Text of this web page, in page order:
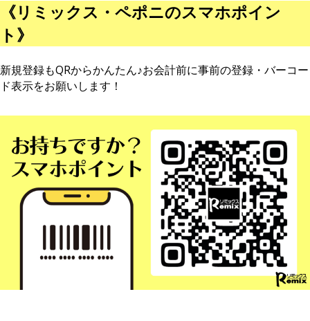
《リミックス・ペポニのスマホポイン
ト》
新規登録もQRからかんたん♪お会計前に事前の登録・バーコー
ド表示をお願いします！